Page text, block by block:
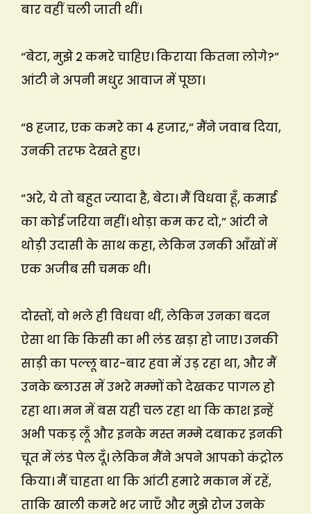
बार वहीं चली जाती थीं।
“बेटा, मुझे 2 कमरे चाहिए। किराया कितना लोगे?”
आंटी ने अपनी मधुर आवाज में पूछा।
“8 हजार, एक कमरे का 4 हजार,” मैंने जवाब दिया,
उनकी तरफ देखते हुए।
“अरे, ये तो बहुत ज्यादा है, बेटा। मैं विधवा हूँ, कमाई
का कोई जरिया नहीं। थोड़ा कम कर दो,” आंटी ने
थोड़ी उदासी के साथ कहा, लेकिन उनकी आँखों में
एक अजीब सी चमक थी।
दोस्तों, वो भले ही विधवा थीं, लेकिन उनका बदन
ऐसा था कि किसी का भी लंड खड़ा हो जाए। उनकी
साड़ी का पल्लू बार-बार हवा में उड़ रहा था, और मैं
उनके ब्लाउस में उभरे मम्मों को देखकर पागल हो
रहा था। मन में बस यही चल रहा था कि काश इन्हें
अभी पकड़ लूँ और इनके मस्त मम्मे दबाकर इनकी
चूत में लंड पेल दूँ। लेकिन मैंने अपने आपको कंट्रोल
किया। मैं चाहता था कि आंटी हमारे मकान में रहें,
ताकि खाली कमरे भर जाएँ और मुझे रोज उनके